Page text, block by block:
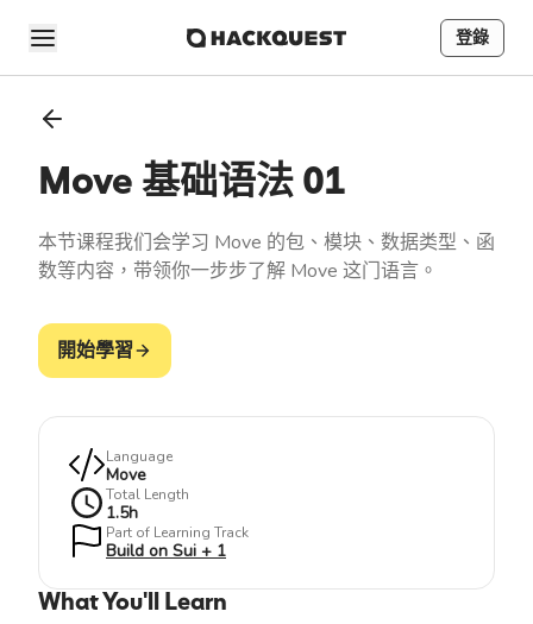
登錄
Move 基础语法 01
本节课程我们会学习 Move 的包、模块、数据类型、函
数等内容，带领你一步步了解 Move 这门语言。
開始學習
Language
Move
Total Length
1.5h
Part of Learning Track
Build on Sui + 1
What You'll Learn